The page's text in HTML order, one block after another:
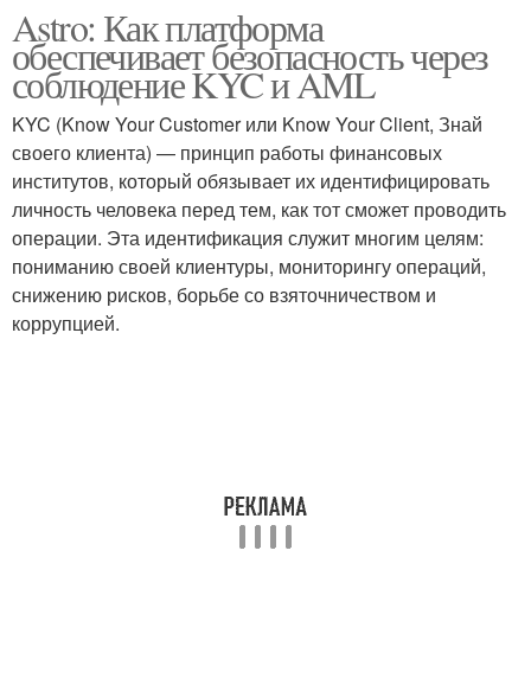
Astro: Как платформа
обеспечивает безопасность через
соблюдение KYC и AML
KYC (Know Your Customer или Know Your Client, Знай
своего клиента) — принцип работы финансовых
институтов, который обязывает их идентифицировать
личность человека перед тем, как тот сможет проводить
операции. Эта идентификация служит многим целям:
пониманию своей клиентуры, мониторингу операций,
снижению рисков, борьбе со взяточничеством и
коррупцией.